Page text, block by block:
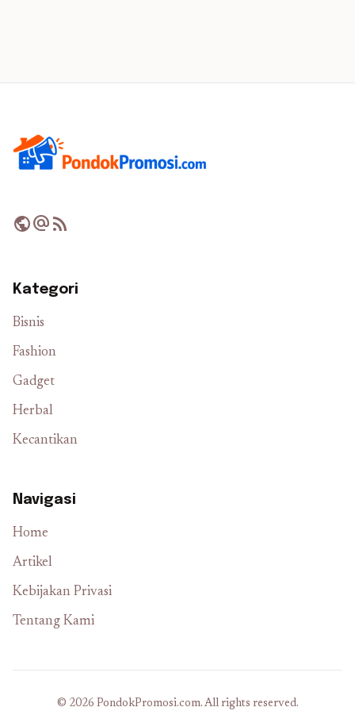
publicalternate_emailrss_feed
Kategori
Bisnis
Fashion
Gadget
Herbal
Kecantikan
Navigasi
Home
Artikel
Kebijakan Privasi
Tentang Kami
© 2026 PondokPromosi.com. All rights reserved.